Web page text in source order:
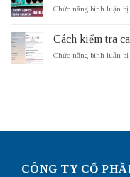
Chức năng bình luận bị
Cách kiểm tra
Chức năng bình luận bị
CÔNG TY CỔ